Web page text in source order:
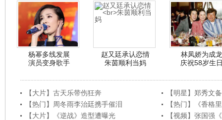
杨幂多线发展
演员变身歌手
赵又廷承认恋情
朱茵顺利当妈
林凤娇为成龙
庆祝58岁生
【大片】古天乐带伤狂奔
【明星】郑秀文
【热门】周冬雨李治廷携手催泪
【热门】《香格
【大片】《逆战》造型遭曝光
【视频】张国强